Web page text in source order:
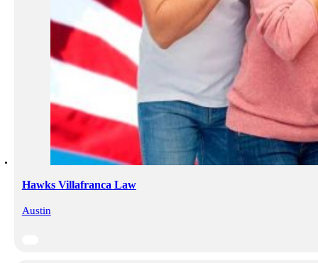
Hawks Villafranca Law
Austin